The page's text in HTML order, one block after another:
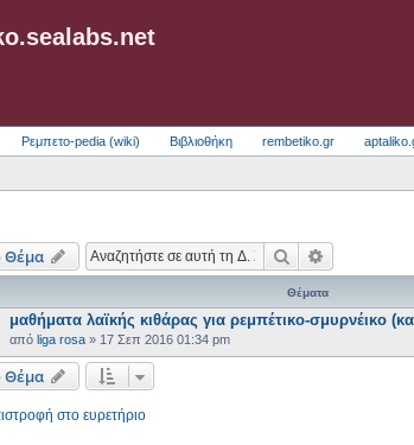
Ρεμπετο-pedia (wiki) Βιβλιοθήκη rembetiko.gr
Θέμα Αναζήτηση
Θέματα
μαθήματα λαϊκής κιθάρας για ρεμπέτικο-σμυρνέικο
από liga rosa » 17 Σεπ 2016 01:34 pm
Θέμα
στο ευρετήριο